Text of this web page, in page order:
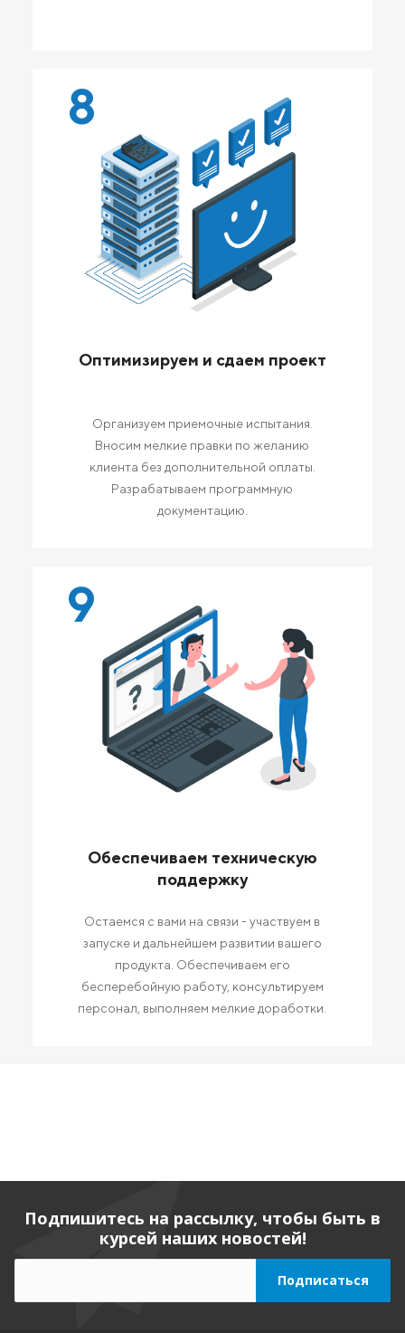
8
Оптимизируем и сдаем проект
Организуем приемочные испытания.
Вносим мелкие правки по желанию
клиента без дополнительной оплаты.
Разрабатываем программную
документацию.
9
Обеспечиваем техническую
поддержку
Остаемся с вами на связи - участвуем в
запуске и дальнейшем развитии вашего
продукта. Обеспечиваем его
бесперебойную работу, консультируем
персонал, выполняем мелкие доработки.
Подпишитесь на рассылку, чтобы быть в
курсей наших новостей!